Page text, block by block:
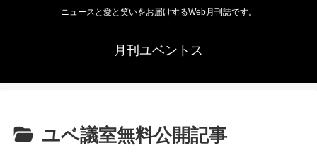
ニュースと愛と笑いをお届けするWeb月刊誌です。
月刊ユベントス
ユベ議室無料公開記事